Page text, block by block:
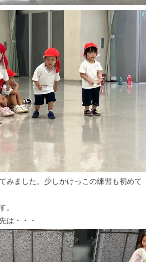
みました。少しかけっこの練習も初めて
。
は・・・